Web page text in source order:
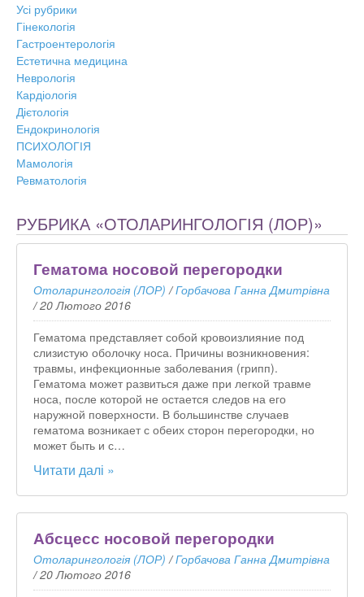
Усі рубрики
Гінекологія
Гастроентерологія
Естетична медицина
Неврологія
Кардіологія
Дієтологія
Ендокринологія
ПСИХОЛОГІЯ
Мамологія
Ревматологія
РУБРИКА «ОТОЛАРИНГОЛОГІЯ (ЛОР)»
Гематома носовой перегородки
Отоларингологія (ЛОР) /Горбачова Ганна Дмитрівна
/20 Лютого 2016
Гематома представляет собой кровоизлияние под
слизистую оболочку носа. Причины возникновения:
травмы, инфекционные заболевания (грипп).
Гематома может развиться даже при легкой травме
носа, после которой не остается следов на его
наружной поверхности. В большинстве случаев
гематома возникает с обеих сторон перегородки, но
может быть и с…
Читати далі »
Абсцесс носовой перегородки
Отоларингологія (ЛОР) /Горбачова Ганна Дмитрівна
/20 Лютого 2016